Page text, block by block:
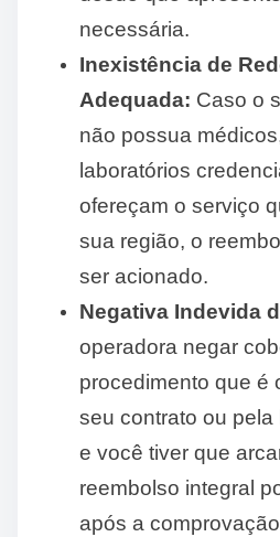
necessária.
Inexistência de
Adequada: Caso o
não possua
laboratórios
ofereçam o serviço
sua região, o
ser acionado.
Negativa Indevida
operadora negar
procedimento que é
seu contrato ou
e você tiver que
reembolso integral
após a